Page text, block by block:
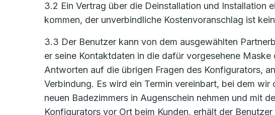
3.2 Ein Vertrag über die Deinstallation und Installation
kommen, der unverbindliche Kostenvoranschlag ist
3.3 Der Benutzer kann von dem ausgewählten
er seine Kontaktdaten in die dafür vorgesehene
Antworten auf die übrigen Fragen des Konfigurators,
Verbindung. Es wird ein Termin vereinbart, bei dem
neuen Badezimmers in Augenschein nehmen und mit
Konfigurators vor Ort beim Kunden, erhält der